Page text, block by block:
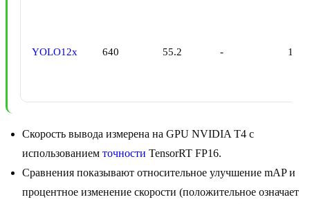
YOLO12x 640 55.2 -
Скорость вывода измерена на GPU NVIDIA T4 с
использованием точности TensorRT FP16.
Сравнения показывают относительное улучшение mAP и
процентное изменение скорости (положительное означает